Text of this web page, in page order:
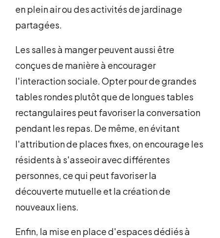
en plein air ou des activités de jardinage
partagées.
Les salles à manger peuvent aussi être
conçues de manière à encourager
l'interaction sociale. Opter pour de grandes
tables rondes plutôt que de longues tables
rectangulaires peut favoriser la conversation
pendant les repas. De même, en évitant
l'attribution de places fixes, on encourage les
résidents à s'asseoir avec différentes
personnes, ce qui peut favoriser la
découverte mutuelle et la création de
nouveaux liens.
Enfin, la mise en place d'espaces dédiés à